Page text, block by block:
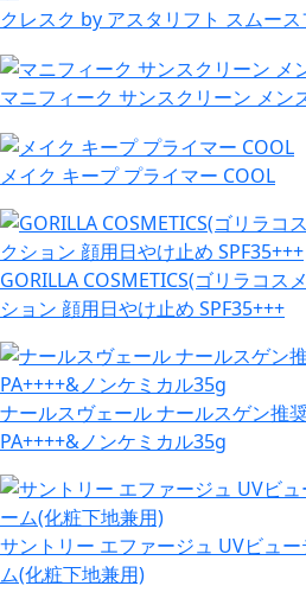
クレスク by アスタリフト スムー
マニフィーク サンスクリーン メン
メイク キープ プライマー COOL
GORILLA COSMETICS(ゴリラコス
ション 顔用日やけ止め SPF35+++
ナールスヴェール ナールスゲン推
PA++++&ノンケミカル35g
サントリー エファージュ UVビュ
ム(化粧下地兼用)